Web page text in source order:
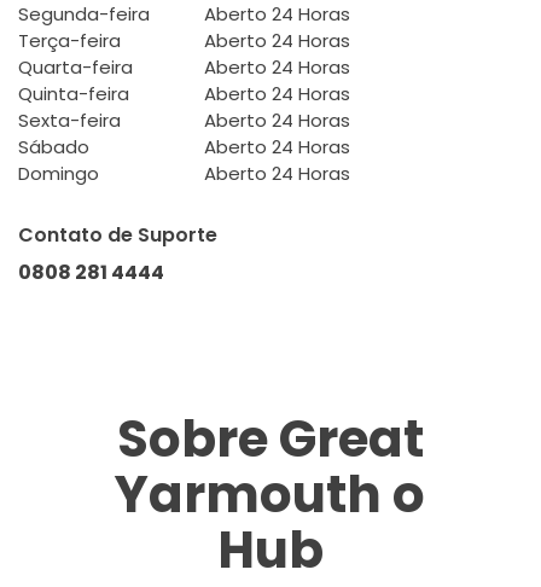
Segunda-feira
Aberto 24 Horas
Terça-feira
Aberto 24 Horas
Quarta-feira
Aberto 24 Horas
Quinta-feira
Aberto 24 Horas
Sexta-feira
Aberto 24 Horas
Sábado
Aberto 24 Horas
Domingo
Aberto 24 Horas
Contato de Suporte
0808 281 4444
Sobre Great
Yarmouth o
Hub